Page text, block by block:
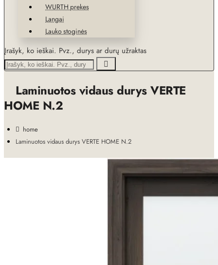
WURTH prekes
Langai
Lauko stoginės
Įrašyk, ko ieškai. Pvz., durys ar durų užraktas
Laminuotos vidaus durys VERTE
HOME N.2
home
Laminuotos vidaus durys VERTE HOME N.2